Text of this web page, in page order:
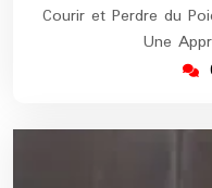
Courir et Perdre du
Une